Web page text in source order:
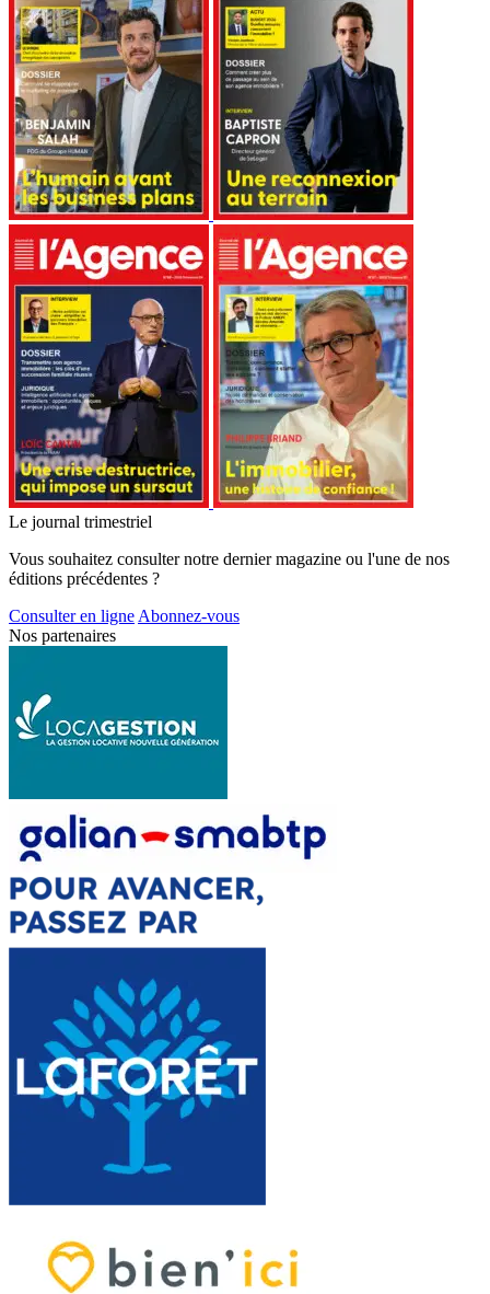
Le journal trimestriel
Vous souhaitez consulter notre dernier magazine ou l'une de nos
éditions précédentes ?
Consulter en ligneAbonnez-vous
Nos partenaires